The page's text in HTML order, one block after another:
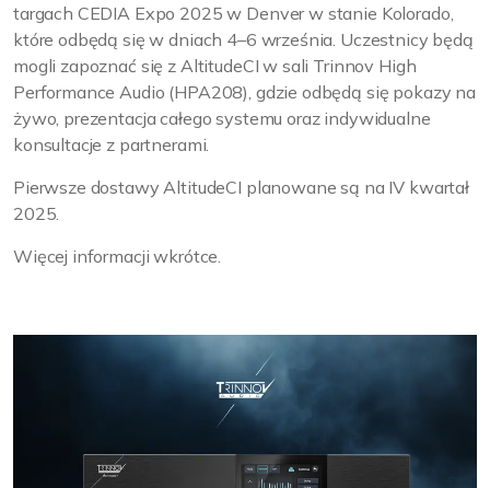
targach CEDIA Expo 2025 w Denver w stanie Kolorado,
które odbędą się w dniach 4–6 września. Uczestnicy będą
mogli zapoznać się z AltitudeCI w sali Trinnov High
Performance Audio (HPA208), gdzie odbędą się pokazy na
żywo, prezentacja całego systemu oraz indywidualne
konsultacje z partnerami.
Pierwsze dostawy AltitudeCI planowane są na IV kwartał
2025.
Więcej informacji wkrótce.